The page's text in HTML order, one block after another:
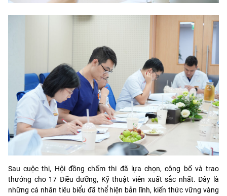
Sau cuộc thi, Hội đồng chấm thi đã lựa chọn, công bố và trao
thưởng cho 17 Điều dưỡng, Kỹ thuật viên xuất sắc nhất. Đây là
những cá nhân tiêu biểu đã thể hiện bản lĩnh, kiến thức vững vàng